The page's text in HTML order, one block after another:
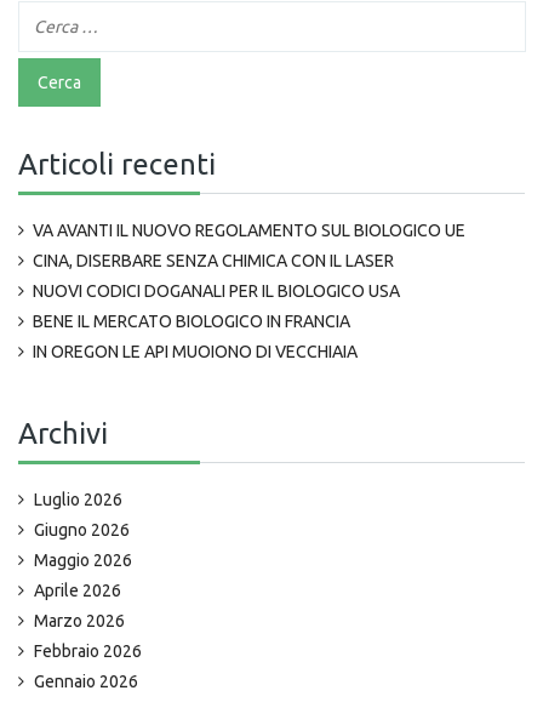
Articoli recenti
VA AVANTI IL NUOVO REGOLAMENTO SUL BIOLOGICO UE
CINA, DISERBARE SENZA CHIMICA CON IL LASER
NUOVI CODICI DOGANALI PER IL BIOLOGICO USA
BENE IL MERCATO BIOLOGICO IN FRANCIA
IN OREGON LE API MUOIONO DI VECCHIAIA
Archivi
Luglio 2026
Giugno 2026
Maggio 2026
Aprile 2026
Marzo 2026
Febbraio 2026
Gennaio 2026